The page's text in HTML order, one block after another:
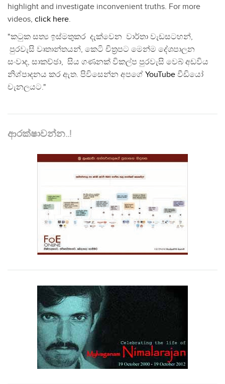
highlight and investigate inconvenient truths. For more
videos, click here.
"කටුක සත්‍ය ඉස්මතුකර දැක්වෙන වාර්තා වැඩසටහන්,
පුරවැසි වෘතාන්තයන්, කෙටි චිත්‍රපට මෙන්ම දේශපාලන
සංවාද, සාකච්ඡා, සිය ගණනක් විකල්ප පුරවැසි වෙබ් අඩවිය
නිශ්පාදනය කර ඇත. පිවිසෙන්න අපගේ YouTube වීඩියෝ
චැනලයට."
ආරක්ෂාවන්න..!